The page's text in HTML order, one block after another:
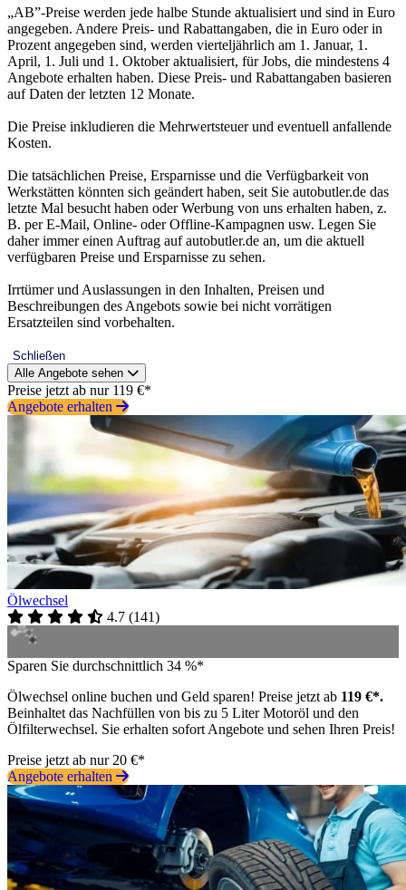
„AB”-Preise werden jede halbe Stunde aktualisiert und sind in Euro
angegeben. Andere Preis- und Rabattangaben, die in Euro oder in
Prozent angegeben sind, werden vierteljährlich am 1. Januar, 1.
April, 1. Juli und 1. Oktober aktualisiert, für Jobs, die mindestens 4
Angebote erhalten haben. Diese Preis- und Rabattangaben basieren
auf Daten der letzten 12 Monate.
Die Preise inkludieren die Mehrwertsteuer und eventuell anfallende
Kosten.
Die tatsächlichen Preise, Ersparnisse und die Verfügbarkeit von
Werkstätten könnten sich geändert haben, seit Sie autobutler.de das
letzte Mal besucht haben oder Werbung von uns erhalten haben, z.
B. per E-Mail, Online- oder Offline-Kampagnen usw. Legen Sie
daher immer einen Auftrag auf autobutler.de an, um die aktuell
verfügbaren Preise und Ersparnisse zu sehen.
Irrtümer und Auslassungen in den Inhalten, Preisen und
Beschreibungen des Angebots sowie bei nicht vorrätigen
Ersatzteilen sind vorbehalten.
Schließen
Alle Angebote sehen
Preise jetzt ab nur 119 €*
Angebote erhalten
Ölwechsel
4.7 (141)
Sparen Sie durchschnittlich 34 %*
Ölwechsel online buchen und Geld sparen! Preise jetzt ab 119 €*.
Beinhaltet das Nachfüllen von bis zu 5 Liter Motoröl und den
Ölfilterwechsel. Sie erhalten sofort Angebote und sehen Ihren Preis!
Preise jetzt ab nur 20 €*
Angebote erhalten